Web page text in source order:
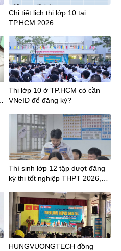
Chi tiết lịch thi lớp 10 tại
TP.HCM 2026
Thi lớp 10 ở TP.HCM có cần
VNeID để đăng ký?
Thí sinh lớp 12 tập dượt đăng
ký thi tốt nghiệp THPT 2026,
HUNGVUONGTECH đồng